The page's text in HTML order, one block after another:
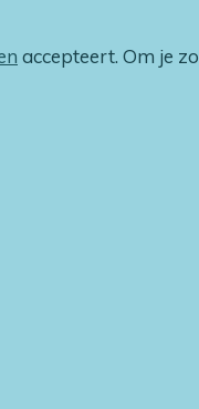
accepteert. Om je zo